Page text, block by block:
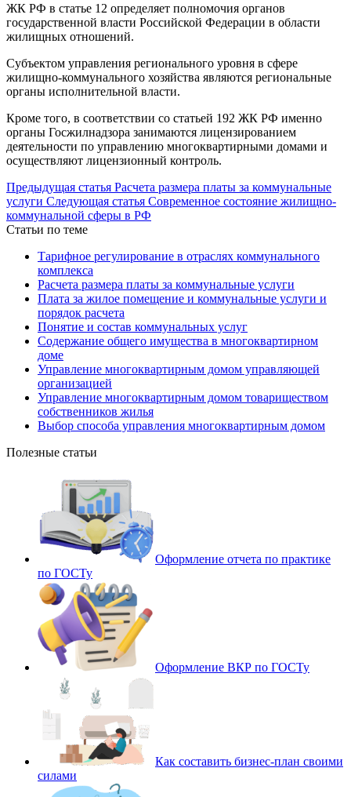
ЖК РФ в статье 12 определяет полномочия органов
государственной власти Российской Федерации в области
жилищных отношений.
Субъектом управления регионального уровня в сфере
жилищно-коммунального хозяйства являются региональные
органы исполнительной власти.
Кроме того, в соответствии со статьей 192 ЖК РФ именно
органы Госжилнадзора занимаются лицензированием
деятельности по управлению многоквартирными домами и
осуществляют лицензионный контроль.
Предыдущая статья Расчета размера платы за коммунальные
услуги Следующая статья Современное состояние жилищно-
коммунальной сферы в РФ
Статьи по теме
Тарифное регулирование в отраслях коммунального
комплекса
Расчета размера платы за коммунальные услуги
Плата за жилое помещение и коммунальные услуги и
порядок расчета
Понятие и состав коммунальных услуг
Содержание общего имущества в многоквартирном
доме
Управление многоквартирным домом управляющей
организацией
Управление многоквартирным домом товариществом
собственников жилья
Выбор способа управления многоквартирным домом
Полезные статьи
Оформление отчета по практике
по ГОСТу
Оформление ВКР по ГОСТу
Как составить бизнес-план своими
силами